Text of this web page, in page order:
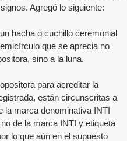
Agregó lo siguiente:
hacha o cuchillo ceremonial
que se aprecia no
sino a la luna.
para acreditar la
están circunscritas a
la marca denominativa INTI
de la marca INTI y etiqueta
lo que aún en el supuesto